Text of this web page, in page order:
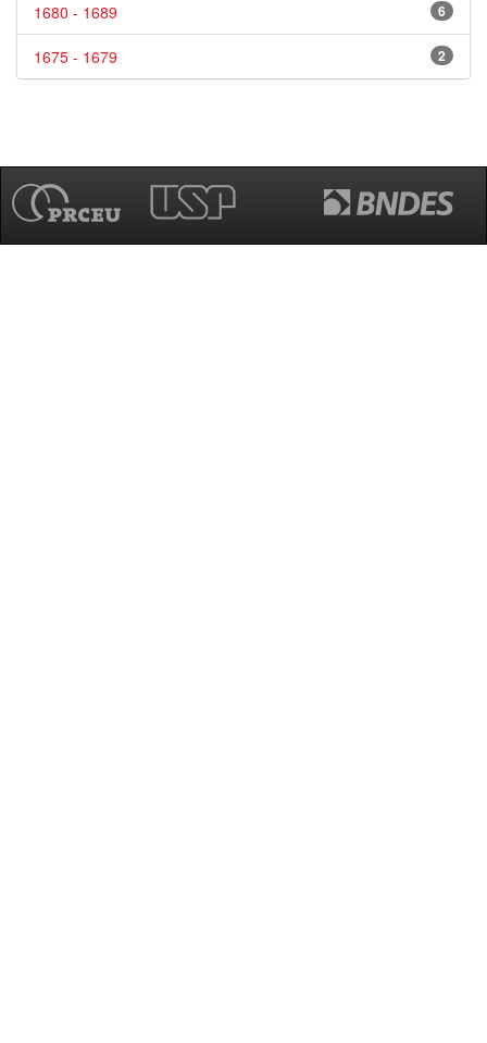
6
1680 - 1689
2
1675 - 1679